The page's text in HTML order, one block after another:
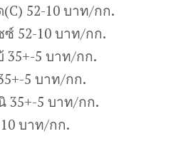
52-10 บาท/กก.
52-10 บาท/กก.
35+-5 บาท/กก.
5 บาท/กก.
35+-5 บาท/กก.
บาท/กก.